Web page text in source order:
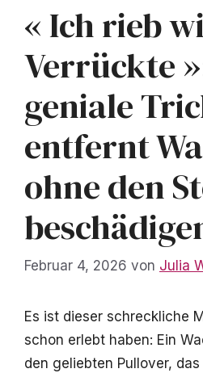
« Ich rieb
Verrückte
geniale
entfernt
ohne den
Februar 4, 2026 von Julia
Es ist dieser schreckliche
schon erlebt haben: Ein
den geliebten Pullover,